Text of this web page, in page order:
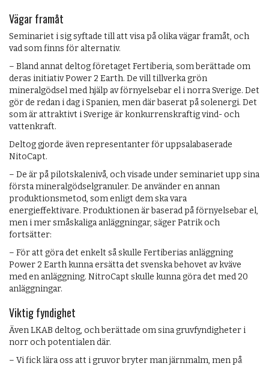
Vägar framåt
Seminariet i sig syftade till att visa på olika vägar framåt, och
vad som finns för alternativ.
– Bland annat deltog företaget Fertiberia, som berättade om
deras initiativ Power 2 Earth. De vill tillverka grön
mineralgödsel med hjälp av förnyelsebar el i norra Sverige. Det
gör de redan i dag i Spanien, men där baserat på solenergi. Det
som är attraktivt i Sverige är konkurrenskraftig vind- och
vattenkraft.
Deltog gjorde även representanter för uppsalabaserade
NitoCapt.
– De är på pilotskalenivå, och visade under seminariet upp sina
första mineralgödselgranuler. De använder en annan
produktionsmetod, som enligt dem ska vara
energieffektivare. Produktionen är baserad på förnyelsebar el,
men i mer småskaliga anläggningar, säger Patrik och
fortsätter:
– För att göra det enkelt så skulle Fertiberias anläggning
Power 2 Earth kunna ersätta det svenska behovet av kväve
med en anläggning. NitroCapt skulle kunna göra det med 20
anläggningar.
Viktig fyndighet
Även LKAB deltog, och berättade om sina gruvfyndigheter i
norr och potentialen där.
– Vi fick lära oss att i gruvor bryter man järnmalm, men på